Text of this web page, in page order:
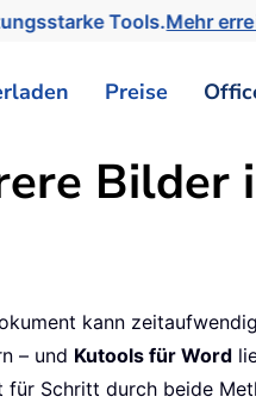
Tools.Mehr
Preise
kann
– und Kutools für Word
Schritt durch beide